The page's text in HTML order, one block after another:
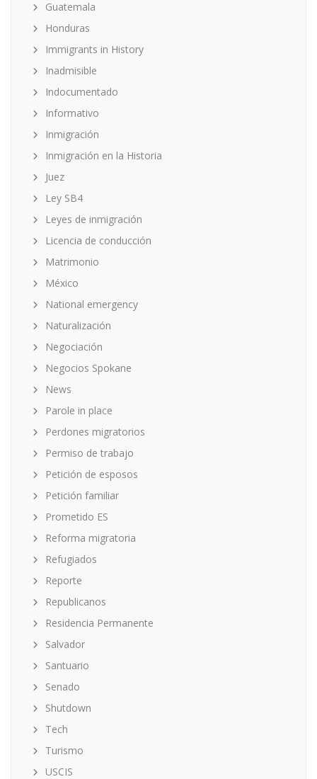
Guatemala
Honduras
Immigrants in History
Inadmisible
Indocumentado
Informativo
Inmigración
Inmigración en la Historia
Juez
Ley SB4
Leyes de inmigración
Licencia de conducción
Matrimonio
México
National emergency
Naturalización
Negociación
Negocios Spokane
News
Parole in place
Perdones migratorios
Permiso de trabajo
Petición de esposos
Petición familiar
Prometido ES
Reforma migratoria
Refugiados
Reporte
Republicanos
Residencia Permanente
Salvador
Santuario
Senado
Shutdown
Tech
Turismo
USCIS